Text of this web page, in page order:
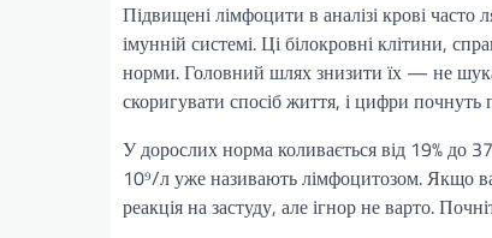
Підвищені лімфоцити в аналізі крові часто
імунній системі. Ці білокровні клітини,
норми. Головний шлях знизити їх — не
скоригувати спосіб життя, і цифри почнуть
У дорослих норма коливається від 19% до
10⁹/л уже називають лімфоцитозом. Якщо
реакція на застуду, але ігнор не варто.